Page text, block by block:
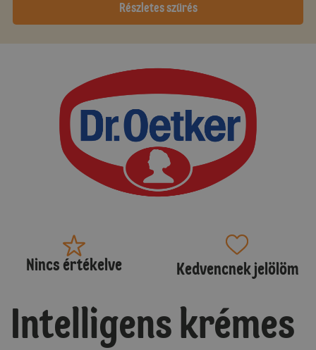
Részletes szűrés
Nincs értékelve Kedvencnek jelölöm
Intelligens krémes